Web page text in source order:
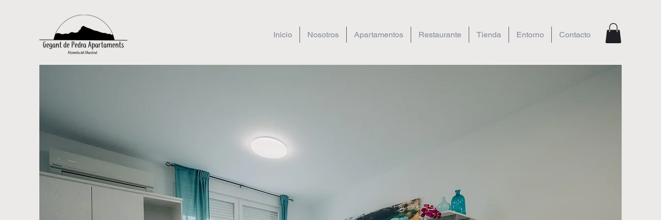
Inicio Nosotros Apartamentos Restaurante Tienda Entorno Contacto